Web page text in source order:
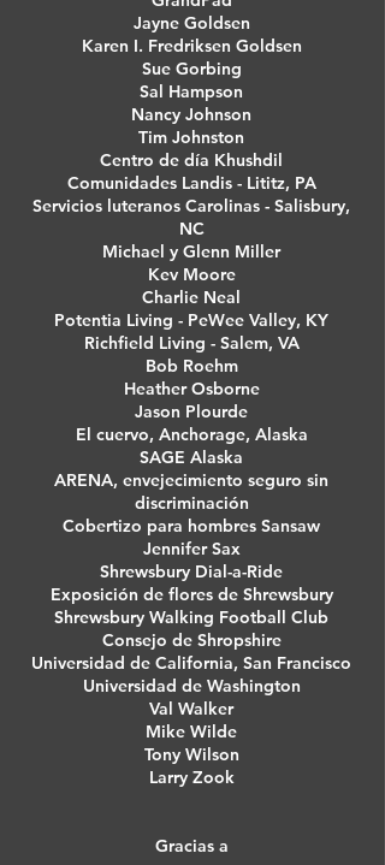
Jayne Goldsen
Karen I. Fredriksen Goldsen
Sue Gorbing
Sal Hampson
Nancy Johnson
Tim Johnston
Centro de día Khushdil
Comunidades Landis - Lititz, PA
Servicios luteranos Carolinas - Salisbury,
NC
Michael y Glenn Miller
Kev Moore
Charlie Neal
Potentia Living - PeWee Valley, KY
Richfield Living - Salem, VA
Bob Roehm
Heather Osborne
Jason Plourde
El cuervo, Anchorage, Alaska
SAGE Alaska
ARENA, envejecimiento seguro sin
discriminación
Cobertizo para hombres Sansaw
Jennifer Sax
Shrewsbury Dial-a-Ride
Exposición de flores de Shrewsbury
Shrewsbury Walking Football Club
Consejo de Shropshire
Universidad de California, San Francisco
Universidad de Washington
Val Walker
Mike Wilde
Tony Wilson
Larry Zook
Gracias a